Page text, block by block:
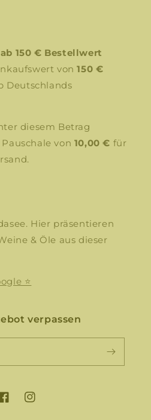
150 € Bestellwert
von150 €
Deutschlands
diesem Betrag
von 10,00 € für
Hier präsentieren
& Öle aus dieser
⭐
verpassen
Instagram